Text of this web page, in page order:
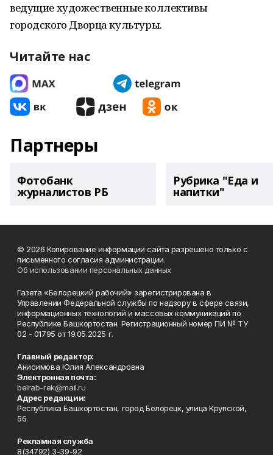
ведущие художественные коллективы
городского Дворца культуры.
Читайте нас
Партнеры
Фотобанк
журналистов РБ
Рубрика "Еда и
напитки"
© 2026 Копирование информации сайта разрешено только с
письменного согласия администрации.
Об использовании персональных данных
Газета «Белорецкий рабочий» зарегистрирована в
Управлении Федеральной службы по надзору в сфере связи,
информационных технологий и массовых коммуникаций по
Республике Башкортостан. Регистрационный номер ПИ № ТУ
02 - 01795 от 19.05.2025 г.
Главный редактор:
Анисимова Юлия Александровна
Электронная почта:
belrab-rek@mail.ru
Адрес редакции:
Республика Башкортостан, город Белорецк, улица Крупской,
56.
Рекламная служба
8(34792) 3-39-92